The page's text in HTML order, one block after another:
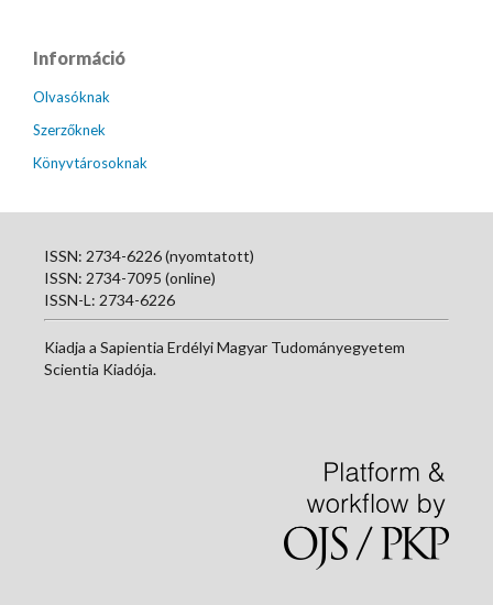
Információ
Olvasóknak
Szerzőknek
Könyvtárosoknak
ISSN: 2734-6226 (nyomtatott)
ISSN: 2734-7095 (online)
ISSN-L: 2734-6226
Kiadja a Sapientia Erdélyi Magyar Tudományegyetem
Scientia Kiadója.